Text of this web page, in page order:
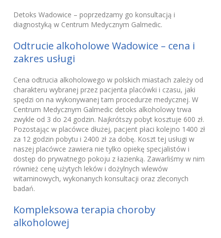
Detoks Wadowice – poprzedzamy go konsultacją i
diagnostyką w Centrum Medycznym Galmedic.
Odtrucie alkoholowe Wadowice – cena i
zakres usługi
Cena odtrucia alkoholowego w polskich miastach zależy od
charakteru wybranej przez pacjenta placówki i czasu, jaki
spędzi on na wykonywanej tam procedurze medycznej. W
Centrum Medycznym Galmedic detoks alkoholowy trwa
zwykle od 3 do 24 godzin. Najkrótszy pobyt kosztuje 600 zł.
Pozostając w placówce dłużej, pacjent płaci kolejno 1400 zł
za 12 godzin pobytu i 2400 zł za dobę. Koszt tej usługi w
naszej placówce zawiera nie tylko opiekę specjalistów i
dostęp do prywatnego pokoju z łazienką. Zawarliśmy w nim
również cenę użytych leków i dożylnych wlewów
witaminowych, wykonanych konsultacji oraz zleconych
badań.
Kompleksowa terapia choroby
alkoholowej